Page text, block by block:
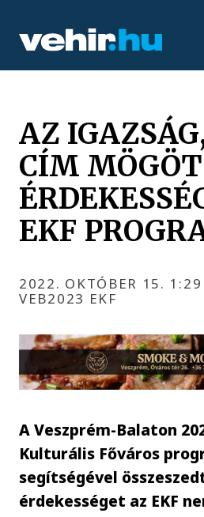
AZ
CÍM
EKF
2022. OKTÓBER 15. 1:29
VEB2023 EKF
A Veszprém-Balaton
Kulturális Főváros
segítségével
érdekességet az EKF